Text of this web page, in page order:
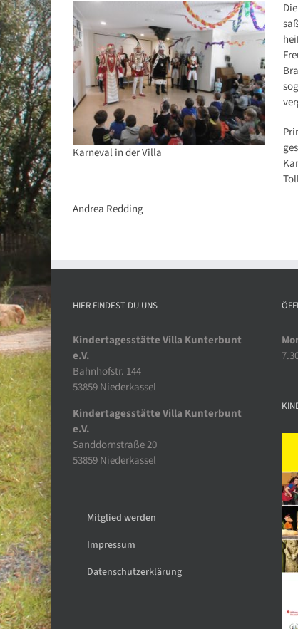
Karneval in der Villa
Andrea Redding
HIER FINDEST DU UNS
Kindertagesstätte Villa Kunterbunt
e.V.
Bahnhofstr. 144
53859 Niederkassel
Kindertagesstätte Villa Kunterbunt
e.V.
Sanddornstraße 20
53859 Niederkassel
Mitglied werden
Impressum
Datenschutzerklärung